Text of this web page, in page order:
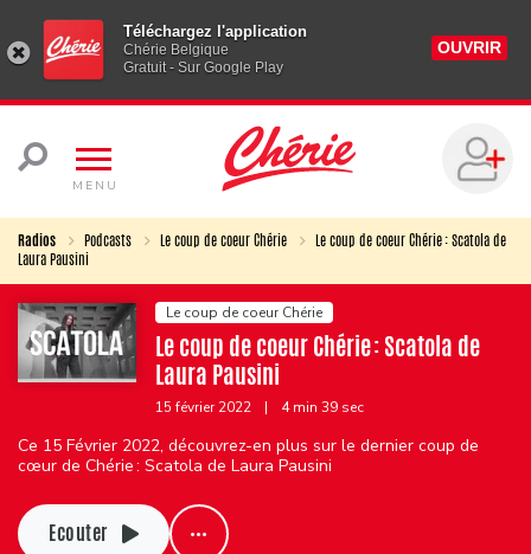
Téléchargez l'application
Chérie Belgique
Gratuit - Sur Google Play
OUVRIR
MENU
Radios Podcasts Le coup de coeur Chérie
Le coup de coeur Chérie : Scatola de
Laura Pausini
Le coup de coeur Chérie
Le coup de coeur Chérie : Scatola de
Laura Pausini
15 février 2022 | 4 min 39 sec
Ce 15 Février 2022, découvrez-en plus sur le dernier coup de
cœur de Chérie : Scatola de Laura Pausini
Ecouter